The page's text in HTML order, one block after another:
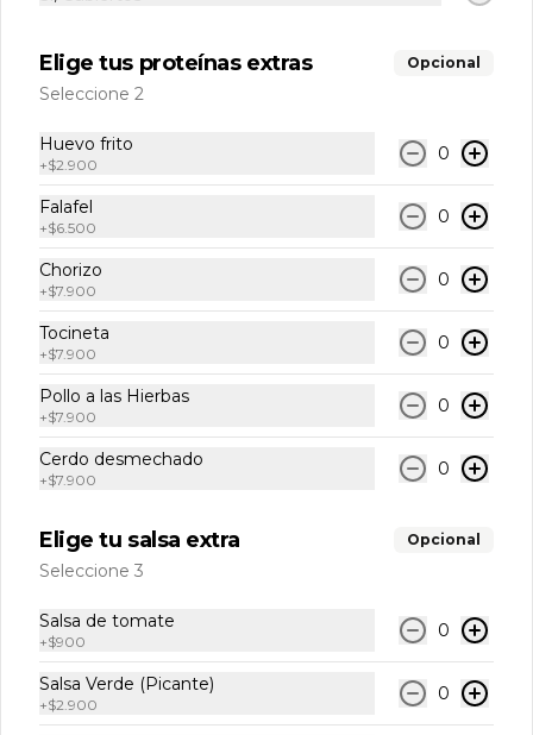
$12.900
Bebidas
Agua Manantial Sin Gas
Agua Manantial Sin Gas 300 ml
Agua con Gas
Agua Manantial Con Gas 300 ml
Coca-Cola Original
Elige tus proteínas extras Opcional
Seleccione 2
Huevo frito
+$2.900
0
Falafel
+$6.500
0
Chorizo
+$7.900
0
Tocineta
+$7.900
0
Pollo a las Hierbas
+$7.900
0
Cerdo desmechado
+$7.900
0
Elige tu salsa extra Opcional
Seleccione 3
Salsa de tomate
+$900
0
Salsa Verde (Picante)
+$2.900
0